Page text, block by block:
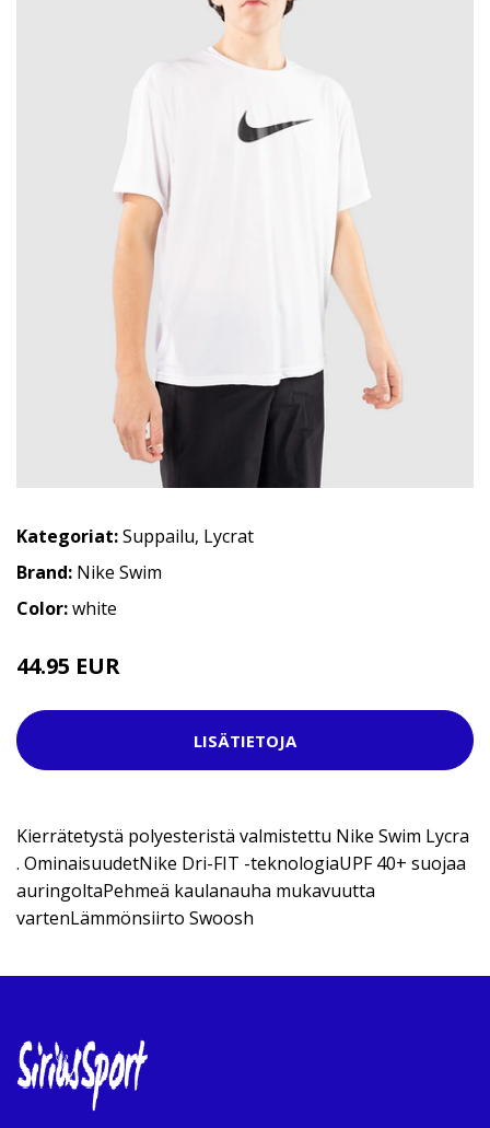
Kategoriat:Suppailu, Lycrat
Brand: Nike Swim
Color:white
44.95 EUR
LISÄTIETOJA
Kierrätetystä polyesteristä valmistettu Nike Swim Lycra
. OminaisuudetNike Dri-FIT -teknologiaUPF 40+ suojaa
auringoltaPehmeä kaulanauha mukavuutta
vartenLämmönsiirto Swoosh